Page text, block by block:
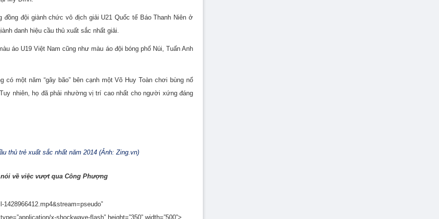
đồng đội giành chức vô địch giải U21 Quốc tế Báo Thanh Niên ở
danh hiệu cầu thủ xuất sắc nhất giải.
áo U19 Việt Nam cũng như màu áo đội bóng phố Núi, Tuấn Anh
có một năm “gây bão” bên cạnh một Võ Huy Toàn chơi bùng nổ
nhiên, họ đã phải nhường vị trí cao nhất cho người xứng đáng
thủ trẻ xuất sắc nhất năm 2014 (Ảnh: Zing.vn)
về việc vượt qua Công Phượng
x-shockwave-flash” height=”350” width=”500”>